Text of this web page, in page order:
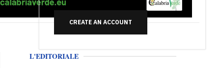
CREATE AN ACCOUNT
L'EDITORIALE